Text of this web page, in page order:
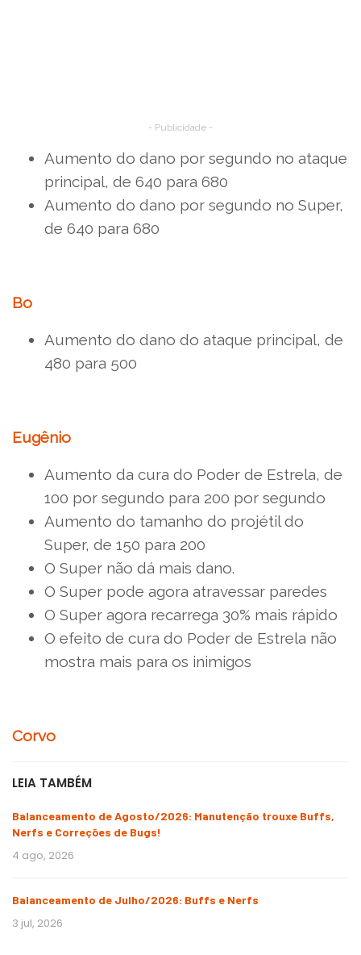
- Publicidade -
Aumento do dano por segundo no ataque
principal, de 640 para 680
Aumento do dano por segundo no Super,
de 640 para 680
Bo
Aumento do dano do ataque principal, de
480 para 500
Eugênio
Aumento da cura do Poder de Estrela, de
100 por segundo para 200 por segundo
Aumento do tamanho do projétil do
Super, de 150 para 200
O Super não dá mais dano.
O Super pode agora atravessar paredes
O Super agora recarrega 30% mais rápido
O efeito de cura do Poder de Estrela não
mostra mais para os inimigos
Corvo
LEIA TAMBÉM
Balanceamento de Agosto/2026: Manutenção trouxe Buffs,
Nerfs e Correções de Bugs!
4 ago, 2026
Balanceamento de Julho/2026: Buffs e Nerfs
3 jul, 2026